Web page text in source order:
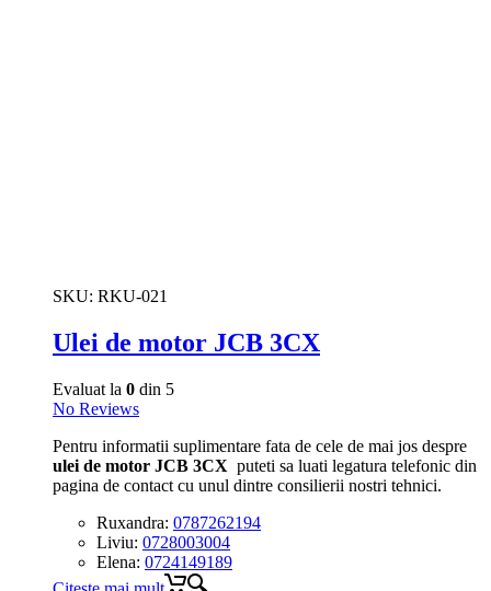
SKU: RKU-021
Ulei de motor JCB 3CX
Evaluat la 0 din 5
No Reviews
Pentru informatii suplimentare fata de cele de mai jos despre
ulei de motor JCB 3CX puteti sa luati legatura telefonic din
pagina de contact cu unul dintre consilierii nostri tehnici.
Ruxandra: 0787262194
Liviu: 0728003004
Elena: 0724149189